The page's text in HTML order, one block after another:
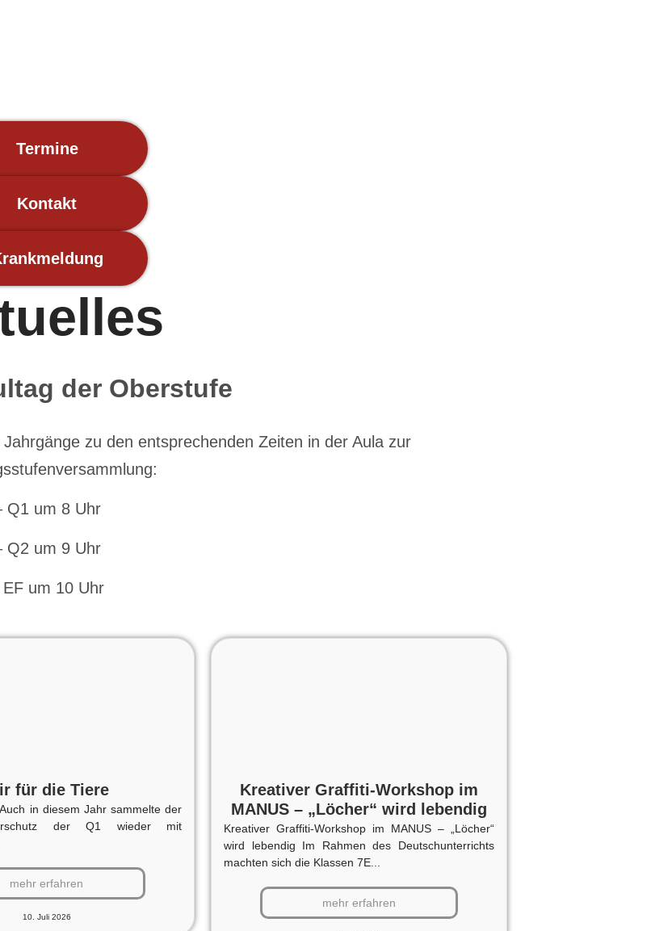
Termine
Kontakt
der Oberstufe
zu den entsprechenden Zeiten in der Aula zur
Q1 um 8 Uhr
Q2 um 9 Uhr
um 10 Uhr
für die Tiere
in diesem Jahr sammelte der
der Q1 wieder mit
mehr erfahren
10. Juli 2026
Kreativer Graffiti-Workshop im
MANUS – „Löcher“ wird lebendig
Kreativer Graffiti-Workshop im MANUS – „Löcher“
wird lebendig Im Rahmen des Deutschunterrichts
machten sich die Klassen 7E...
mehr erfahren